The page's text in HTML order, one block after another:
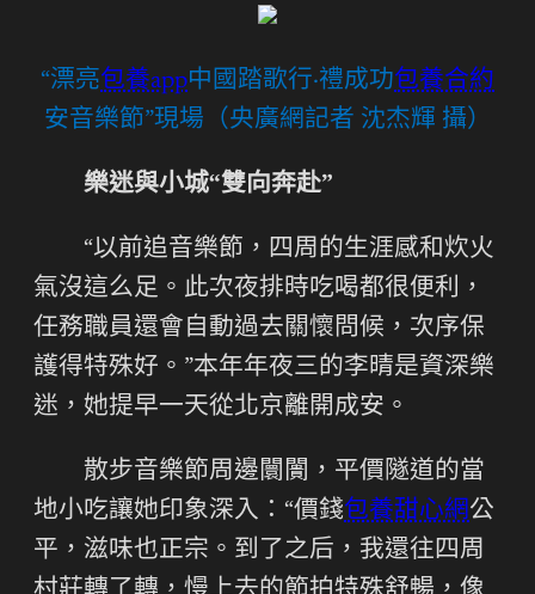
“漂亮包養app中國踏歌行·禮成功包養合約
安音樂節”現場（央廣網記者 沈杰輝 攝）
樂迷與小城“雙向奔赴”
“以前追音樂節，四周的生涯感和炊火
氣沒這么足。此次夜排時吃喝都很便利，
任務職員還會自動過去關懷問候，次序保
護得特殊好。”本年年夜三的李晴是資深樂
迷，她提早一天從北京離開成安。
散步音樂節周邊闤闠，平價隧道的當
地小吃讓她印象深入：“價錢包養甜心網公
平，滋味也正宗。到了之后，我還往四周